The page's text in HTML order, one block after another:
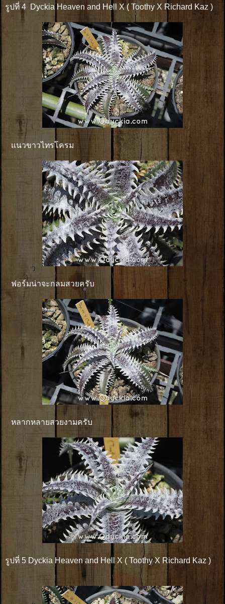
รูปที่ 4 Dyckia Heaven and Hell X ( Toothy X Richard Kaz )
แนวขาวไทรโครม
ฟอร์มน่าจะกลมสวยครับ
หลากหลายสวยงามครับ
รูปที่ 5 Dyckia Heaven and Hell X ( Toothy X Richard Kaz )